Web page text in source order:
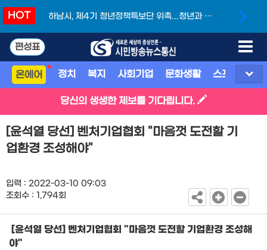
HOT
4기 청년정책특보단 위촉...청년과 함
링 위의 땀방울, 광
편성표
온에어 정치 복지 사회기업 문화생활 스포츠 지
당신의 생생한 제보를 기다립니다.
[윤석열 당선] 벤처기업협회 "마음껏 도전할 기
업환경 조성해야"
입력 : 2022-03-10 09:03
조회수 : 1,794회
[윤석열 당선] 벤처기업협회 "마음껏 도전할 기업환경 조성해
야"